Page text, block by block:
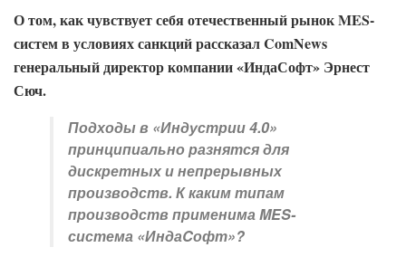
О том, как чувствует себя отечественный рынок MES-
систем в условиях санкций рассказал ComNews
генеральный директор компании «ИндаСофт» Эрнест
Сюч.
Подходы в «Индустрии 4.0»
принципиально разнятся для
дискретных и непрерывных
производств. К каким типам
производств применима MES-
система «ИндаCофт»?